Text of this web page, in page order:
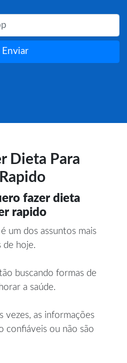
Enviar
Dieta Para
fazer dieta
rapido
um dos assuntos mais
de hoje.
buscando formas de
a saúde.
vezes, as informações
confiáveis ou não são